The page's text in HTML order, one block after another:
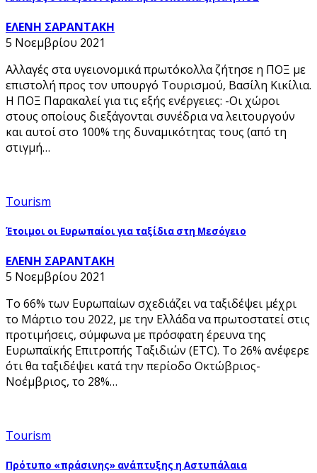
ΕΛΕΝΗ ΣΑΡΑΝΤΑΚΗ
5 Νοεμβρίου 2021
Αλλαγές στα υγειονομικά πρωτόκολλα ζήτησε η ΠΟΞ με
επιστολή προς τον υπουργό Τουρισμού, Βασίλη Κικίλια.
Η ΠΟΞ Παρακαλεί για τις εξής ενέργειες: -Οι χώροι
στους οποίους διεξάγονται συνέδρια να λειτουργούν
και αυτοί στο 100% της δυναμικότητας τους (από τη
στιγμή…
Tourism
Έτοιμοι οι Ευρωπαίοι για ταξίδια στη Μεσόγειο
ΕΛΕΝΗ ΣΑΡΑΝΤΑΚΗ
5 Νοεμβρίου 2021
Το 66% των Ευρωπαίων σχεδιάζει να ταξιδέψει μέχρι
το Μάρτιο του 2022, με την Ελλάδα να πρωτοστατεί στις
προτιμήσεις, σύμφωνα με πρόσφατη έρευνα της
Ευρωπαϊκής Επιτροπής Ταξιδιών (ETC). Το 26% ανέφερε
ότι θα ταξιδέψει κατά την περίοδο Οκτώβριος-
Νοέμβριος, το 28%…
Tourism
Πρότυπο «πράσινης» ανάπτυξης η Αστυπάλαια